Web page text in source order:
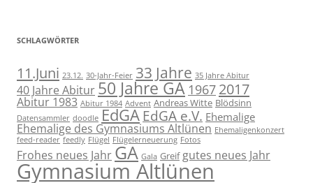
SCHLAGWÖRTER
11.Juni 23.12. 30-Jahr-Feier 33 Jahre 35 Jahre Abitur
40 Jahre Abitur 50 Jahre GA 1967 2017
Abitur 1983 Abitur 1984 Advent Andreas Witte Blödsinn
Datensammler doodle EdGA EdGA e.V. Ehemalige
Ehemalige des Gymnasiums Altlünen Ehemaligenkonzert
feed-reader feedly Flügel Flügelerneuerung Fotos
Frohes neues Jahr GA Gala Greif gutes neues Jahr
Gymnasium Altlünen